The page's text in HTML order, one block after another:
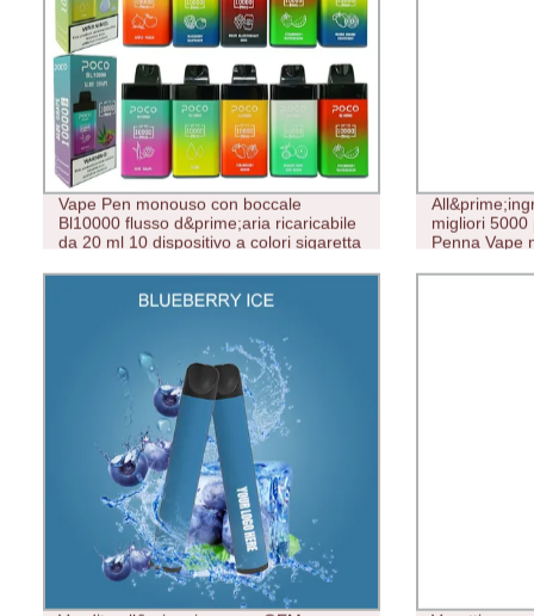
Vape Pen monouso con boccale
Bl10000 flusso d&prime;aria ricaricabile
da 20 ml 10 dispositivo a colori sigaretta
migliori 5000
Penna Vape